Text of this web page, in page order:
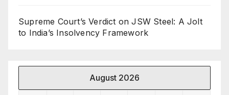
Supreme Court’s Verdict on JSW Steel: A Jolt
to India’s Insolvency Framework
August 2026